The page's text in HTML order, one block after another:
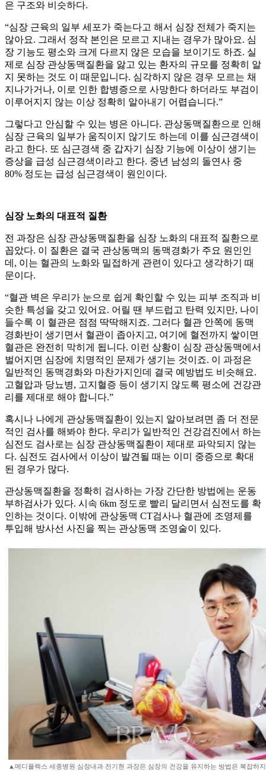
은 구조와 비슷하다.
“심장 근육의 일부 세포가 죽는다고 해서 심장 전체가 죽지는
않아요. 그래서 정작 본인은 모르고 지내는 경우가 많아요. 심
장 기능도 평소와 크게 다르지 않은 모습을 보이기도 하죠. 실
제로 심장 관상동맥질환을 앓고 있는 환자의 규모를 정확히 알
지 못하는 것도 이 때문입니다. 심각하지 않은 경우 모르는 채
지나가거나, 이로 인한 합병증으로 사망한다 하더라도 부검이
이루어지지 않는 이상 정확히 알아내기 어렵습니다.”
그렇다고 안심할 수 있는 병은 아니다. 관상동맥질환으로 인해
심장 근육의 일부가 움직이지 않기도 하는데 이를 심근경색이
라고 한다. 또 심근경색 중 갑자기 심장 기능에 이상이 생기는
증상을 급성 심근경색이라고 한다. 중년 남성의 돌연사 중
80% 정도는 급성 심근경색이 원인이다.
심장 노화의 대표적 질환
전 과장은 심장 관상동맥질환을 심장 노화의 대표적 질환으로
꼽았다. 이 질환은 결국 관상동맥의 동맥경화가 주요 원인인
데, 이는 혈관의 노화와 밀접하게 관련이 있다고 생각하기 때
문이다.
“혈관 벽은 우리가 눈으로 쉽게 확인할 수 있는 피부 조직과 비
슷한 특성을 갖고 있어요. 어릴 땐 부드럽고 탄력 있지만, 나이
들수록 이 혈관은 점점 딱딱해지죠. 그러다 혈관 안쪽에 동맥
경화반이 생기면서 혈관이 좁아지고, 여기에 혈전까지 쌓이면
혈관은 완전히 막히게 됩니다. 이런 상황이 심장 관상동맥에서
벌어지면 심장에 치명적인 문제가 생기는 것이죠. 이 과정은
일반적인 동맥경화와 마찬가지인데 결국 예방법도 비슷해요.
고혈압과 당뇨병, 고지혈증 등이 생기지 않도록 평소에 건강관
리를 제대로 해야 합니다.”
혹시나 나에게 관상동맥질환이 있는지 알아보려면 좀 더 전문
적인 검사를 해봐야 한다. 우리가 일반적인 건강검진에서 하는
심전도 검사로는 심장 관상동맥질환이 제대로 파악되지 않는
다. 심전도 검사에서 이상이 발견될 때는 이미 중증으로 확대
된 경우가 많다.
관상동맥질환을 정확히 검사하는 가장 간단한 방법에는 운동
부하검사가 있다. 시속 6km 정도로 빨리 달리면서 심전도를 확
인하는 것이다. 이밖에 관상동맥 CT검사나 혈관에 조영제를
투입해 방사선 사진을 찍는 관상동맥 조영술이 있다.
▲메디플렉스 세종병원 심장내과 전기현 과장은 심장의 건강을 유지하는 방법은 복잡하